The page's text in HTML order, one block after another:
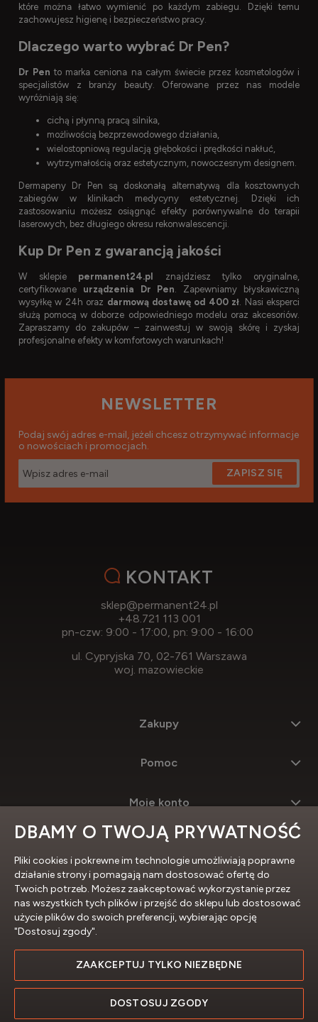
które można łatwo wymienić po każdym zabiegu. Dzięki temu
zachowujesz higienę i bezpieczeństwo pracy.
Dlaczego warto wybrać Dr Pen?
Dr Pen to marka ceniona na całym świecie przez kosmetologów i
specjalistów z branży beauty. Oferowane przez nas modele
wyróżniają się:
cichą i płynną pracą silnika,
możliwością bezprzewodowego działania,
wielostopniową regulacją głębokości i prędkości nakłuć,
wytrzymałością oraz estetycznym, nowoczesnym designem.
Dermapeny Dr Pen są doskonałą alternatywą dla kosztownych
zabiegów w klinikach medycyny estetycznej. Dzięki ich
zastosowaniu możesz osiągnąć efekty porównywalne do terapii
laserowych, bez długiego okresu rekonwalescencji.
Kup Dr Pen z gwarancją jakości
W sklepie permanent24.pl
znajdziesz tylko oryginalne,
certyfikowane urządzenia Dr Pen. Zapewniamy błyskawiczną
wysyłkę w 24h oraz darmową dostawę od 400 zł. Nasi eksperci
służą pomocą w doborze odpowiedniego modelu oraz akcesoriów.
Zapraszamy do zakupów – zainwestuj w swoją skórę i zyskaj
profesjonalne efekty w komfortowych warunkach!
NEWSLETTER
Podaj swój adres e-mail, jeżeli chcesz otrzymywać informacje
o nowościach i promocjach.
ZAPISZ SIĘ
KONTAKT
sklep@permanent24.pl
+48.721 113 001
pn-czw: 9:00 - 17:00, pn: 9:00 - 16:00
ul. Cypryjska 70, 02-761 Warszawa
woj. mazowieckie
Zakupy
Pomoc
Moje konto
Informacje
Profesjonalne sklepy internetowe
DBAMY O TWOJĄ PRYWATNOŚĆ
Pliki cookies i pokrewne im technologie umożliwiają poprawne
działanie strony i pomagają nam dostosować ofertę do
Twoich potrzeb. Możesz zaakceptować wykorzystanie przez
nas wszystkich tych plików i przejść do sklepu lub dostosować
użycie plików do swoich preferencji, wybierając opcję
"Dostosuj zgody".
ZAAKCEPTUJ TYLKO NIEZBĘDNE
DOSTOSUJ ZGODY